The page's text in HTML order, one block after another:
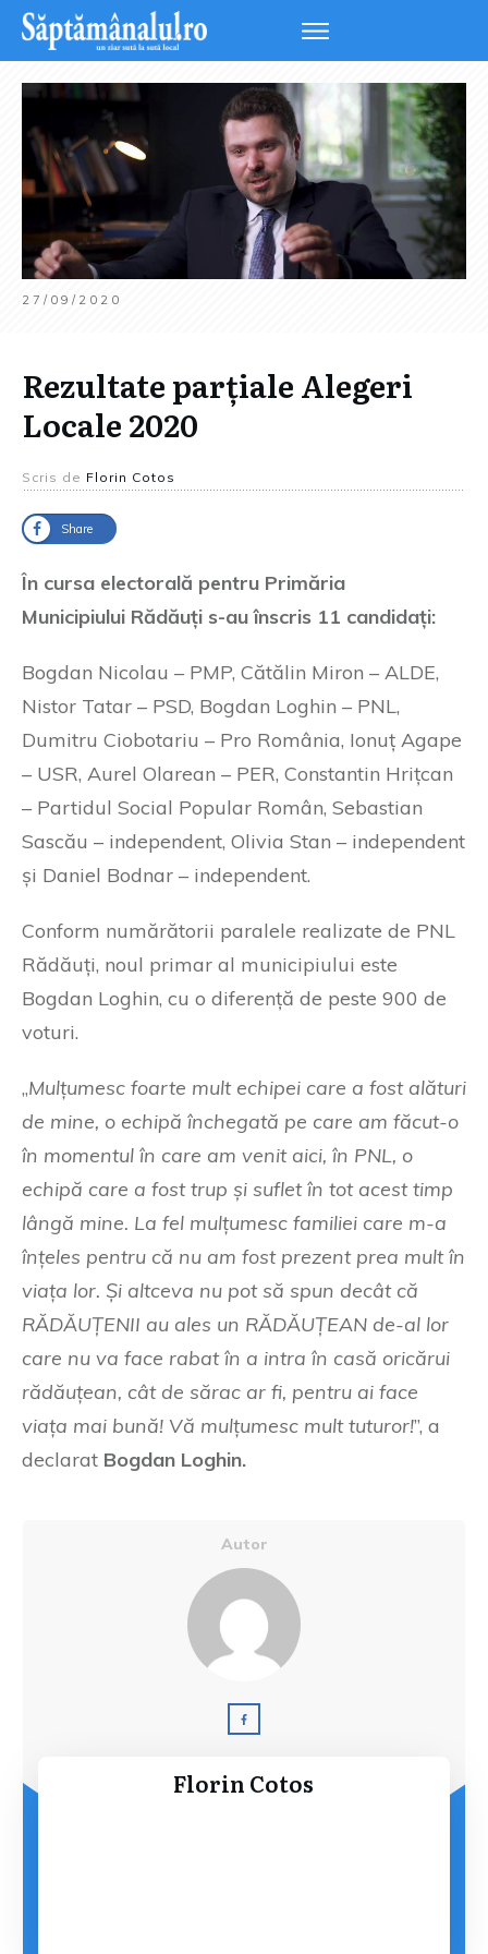
27/09/2020
Rezultate parțiale Alegeri
Locale 2020
Scris de Florin Cotos
Share
În cursa electorală pentru Primăria
Municipiului Rădăuți s-au înscris 11 candidați:
Bogdan Nicolau – PMP, Cătălin Miron – ALDE,
Nistor Tatar – PSD, Bogdan Loghin – PNL,
Dumitru Ciobotariu – Pro România, Ionuț Agape
– USR, Aurel Olarean – PER, Constantin Hrițcan
– Partidul Social Popular Român, Sebastian
Sascău – independent, Olivia Stan – independent
și Daniel Bodnar – independent.
Conform numărătorii paralele realizate de PNL
Rădăuți, noul primar al municipiului este
Bogdan Loghin, cu o diferență de peste 900 de
voturi.
„Mulțumesc foarte mult echipei care a fost alături
de mine, o echipă închegată pe care am făcut-o
în momentul în care am venit aici, în PNL, o
echipă care a fost trup și suflet în tot acest timp
lângă mine. La fel mulțumesc familiei care m-a
înțeles pentru că nu am fost prezent prea mult în
viața lor. Și altceva nu pot să spun decât că
RĂDĂUȚENII au ales un RĂDĂUȚEAN de-al lor
care nu va face rabat în a intra în casă oricărui
rădăuțean, cât de sărac ar fi, pentru ai face
viața mai bună! Vă mulțumesc mult tuturor!”, a
declarat Bogdan Loghin.
Autor
Florin Cotos